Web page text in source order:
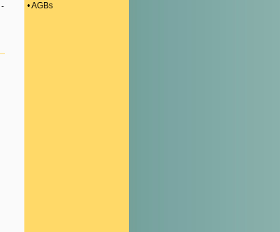
-
• AGBs